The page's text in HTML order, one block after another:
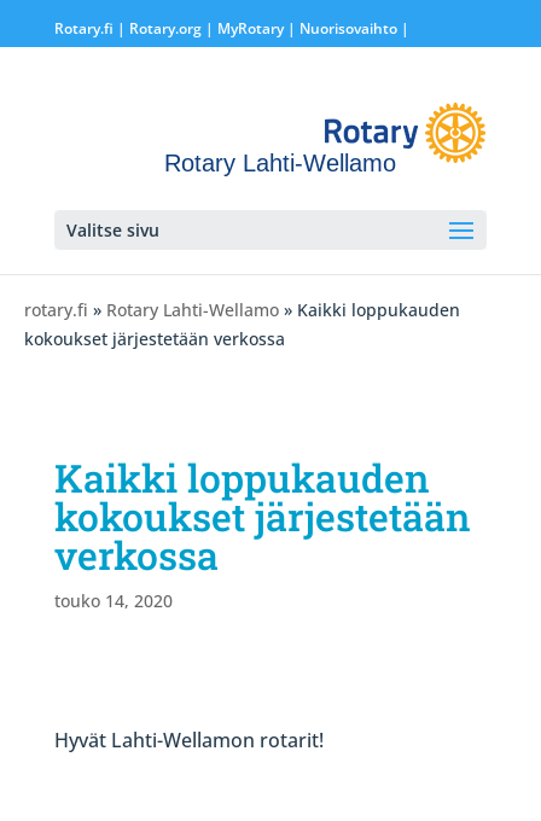
Rotary.fi | Rotary.org| MyRotary | Nuorisovaihto|
Rotary Lahti-Wellamo
Valitse sivu
rotary.fi » Rotary Lahti-Wellamo » Kaikki loppukauden
kokoukset järjestetään verkossa
Kaikki loppukauden
kokoukset järjestetään
verkossa
touko 14, 2020
Hyvät Lahti-Wellamon rotarit!